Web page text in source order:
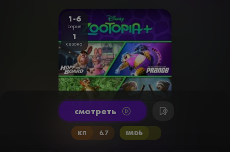
1-6
серия
1
сезона
cмотреть
КП 6.7 IMDb